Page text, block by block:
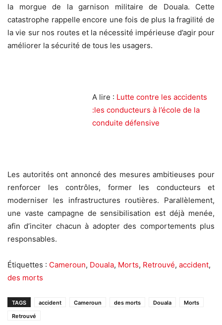
la morgue de la garnison militaire de Douala. Cette
catastrophe rappelle encore une fois de plus la fragilité de
la vie sur nos routes et la nécessité impérieuse d’agir pour
améliorer la sécurité de tous les usagers.
A lire : Lutte contre les accidents
:les conducteurs à l’école de la
conduite défensive
Les autorités ont annoncé des mesures ambitieuses pour
renforcer les contrôles, former les conducteurs et
moderniser les infrastructures routières. Parallèlement,
une vaste campagne de sensibilisation est déjà menée,
afin d’inciter chacun à adopter des comportements plus
responsables.
Étiquettes : Cameroun, Douala, Morts, Retrouvé, accident,
des morts
TAGS accident Cameroun des morts Douala
Morts
Retrouvé